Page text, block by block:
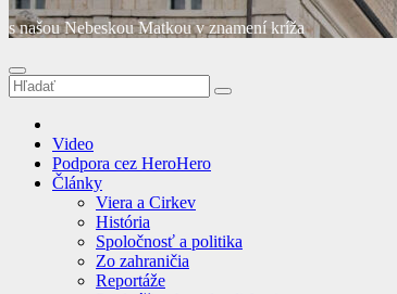
s našou Nebeskou Matkou v znamení kríža
Video
Podpora cez HeroHero
Články
Viera a Cirkev
História
Spoločnosť a politika
Zo zahraničia
Reportáže